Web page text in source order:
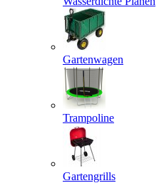
Gartenwagen
Trampoline
Gartengrills